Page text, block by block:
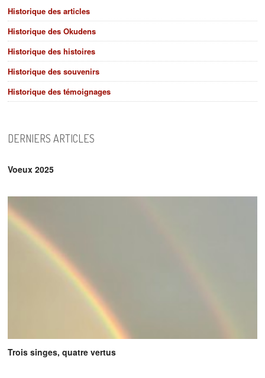
Historique des articles
Historique des Okudens
Historique des histoires
Historique des souvenirs
Historique des témoignages
DERNIERS ARTICLES
Voeux 2025
Trois singes, quatre vertus